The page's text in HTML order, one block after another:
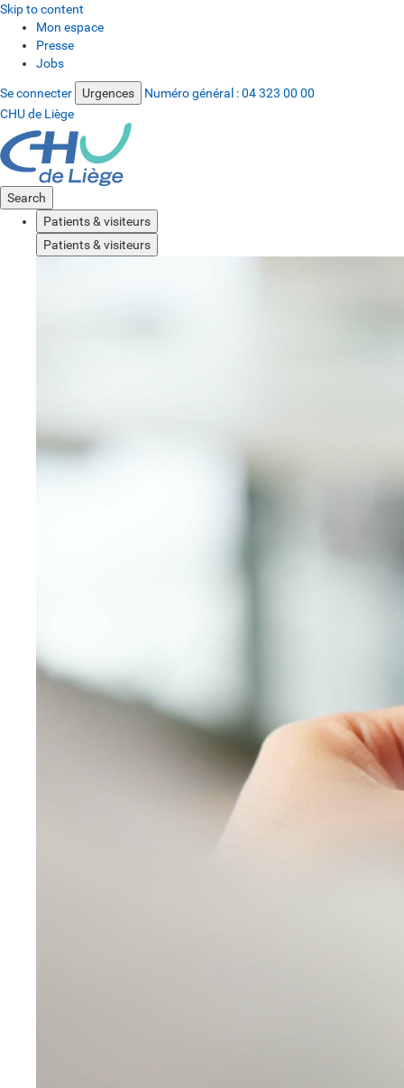
Skip to content
Mon espace
Presse
Jobs
Se connecter Urgences Numéro général :04 323 00 00
CHU de Liège
Search
Patients & visiteurs
Patients & visiteurs